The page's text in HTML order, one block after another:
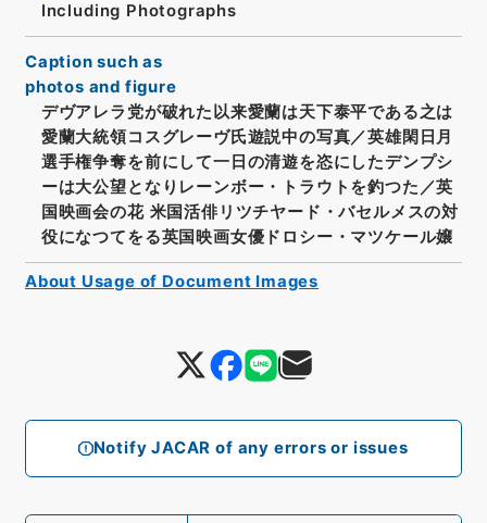
Notify JACAR of any errors or issues
Including Photographs
Caption such as
photos and figure
デヴアレラ党が破れた以来愛蘭は天下泰平である之は
愛蘭大統領コスグレーヴ氏遊説中の写真／英雄閑日月
選手権争奪を前にして一日の清遊を恣にしたデンプシ
ーは大公望となりレーンボー・トラウトを釣つた／英
国映画会の花 米国活俳リツチヤード・バセルメスの対
役になつてをる英国映画女優ドロシー・マツケール嬢
About Usage of Document Images